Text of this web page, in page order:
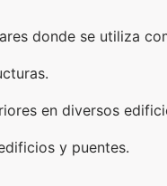
donde se utiliza
en diversos
y puentes.